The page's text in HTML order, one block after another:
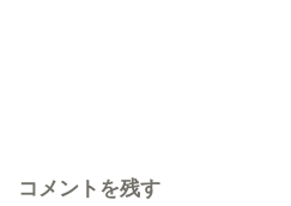
コメントを残す